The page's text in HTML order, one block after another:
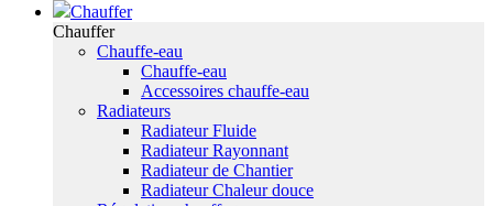
Chauffer
Chauffer
Chauffe-eau
Chauffe-eau
Accessoires chauffe-eau
Radiateurs
Radiateur Fluide
Radiateur Rayonnant
Radiateur de Chantier
Radiateur Chaleur douce